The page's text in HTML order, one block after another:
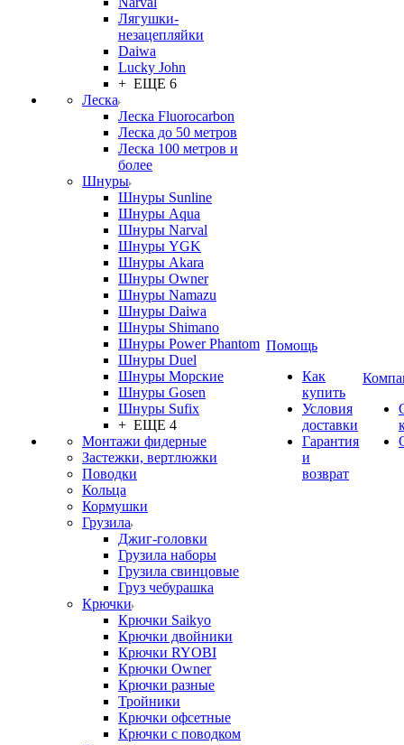
Лягушки-
незацепляйки
Daiwa
Lucky John
+ ЕЩЕ 6
Леска
Леска Fluorocarbon
Леска до 50 метров
Леска 100 метров и
более
Шнуры
Шнуры Sunline
Шнуры Aqua
Шнуры Narval
Шнуры YGK
Шнуры Akara
Шнуры Owner
Шнуры Namazu
Шнуры Daiwa
Шнуры Shimano
Шнуры Power Phantom
Шнуры Duel
Шнуры Морские
Шнуры Gosen
Шнуры Sufix
+ ЕЩЕ 4
Монтажи фидерные
Застежки, вертлюжки
Поводки
Кольца
Кормушки
Грузила
Джиг-головки
Грузила наборы
Грузила свинцовые
Груз чебурашка
Крючки
Крючки Saikyo
Крючки двойники
Крючки RYOBI
Крючки Owner
Крючки разные
Тройники
Крючки офсетные
Крючки с поводком
Помощь
Как
купить
Условия
доставки
Гарантия
и
возврат